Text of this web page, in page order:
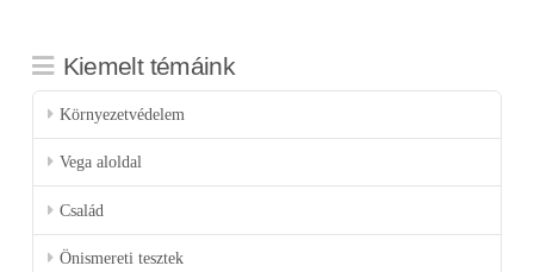
Kiemelt témáink
Környezetvédelem
Vega aloldal
Család
Önismereti tesztek